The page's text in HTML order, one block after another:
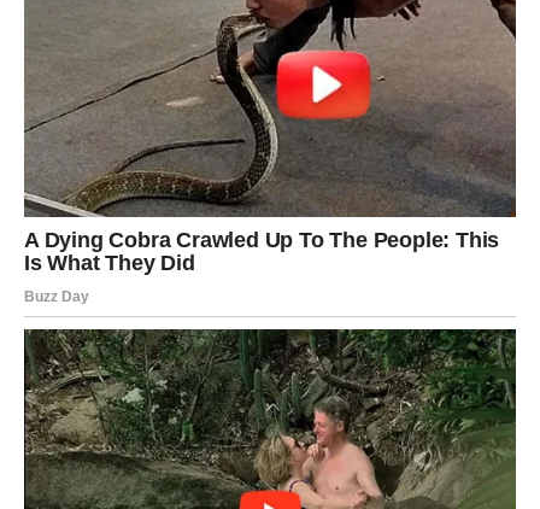
RIBE – ČUDO KOJE DOLAZI
KADA PRESTANETE DA PATITE
Ribe su dugo nosile emocije koje su bile dublje nego što
su pokazivale. Tuga, nostalgija, razočaranje — sve to je
tiho živelo u njihovom srcu.
Ali sada dolazi trenutak kada Univerzum odlučuje da
prekine taj ciklus.
Za Ribe počinje periodneočekivane radosti. I to dolazi iz
pravca odakle najmanje očekujete.
Može biti poruka koja menja raspoloženje. Susret koji
budi leptiriće. Prilika koja vraća veru u život. Ili